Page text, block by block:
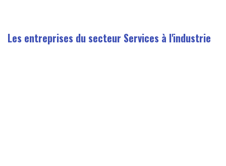
Les entreprises du secteur Services à l'industrie